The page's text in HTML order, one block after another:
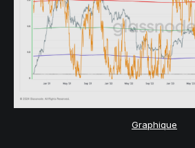
Graphique